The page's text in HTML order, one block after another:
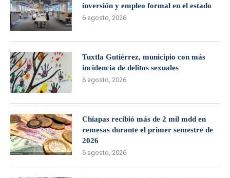
inversión y empleo formal en el estado
6 agosto, 2026
Tuxtla Gutiérrez, municipio con más
incidencia de delitos sexuales
6 agosto, 2026
Chiapas recibió más de 2 mil mdd en
remesas durante el primer semestre de
2026
6 agosto, 2026